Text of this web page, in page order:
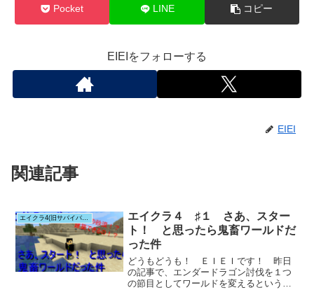
Pocket LINE コピー
EIEIをフォローする
EIEI
関連記事
エイクラ4(旧サバイバルシリーズ)
エイクラ４ ♯１ さあ、スター
ト！ と思ったら鬼畜ワールドだ
った件
どうもどうも！ ＥＩＥＩです！ 昨日
の記事で、エンダードラゴン討伐を１つ
の節目としてワールドを変えるというお